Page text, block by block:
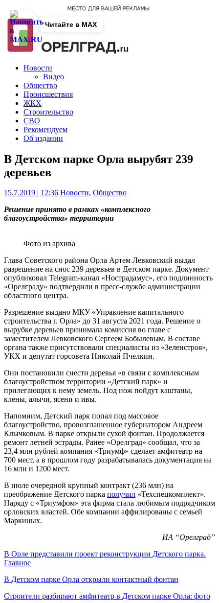
Новости
Видео
Общество
Происшествия
ЖКХ
Строительство
СВО
Рекомендуем
Об издании
В Детском парке Орла вырубят 239
деревьев
15.7.2019 | 12:36 Новости, Общество
Решение принято в рамках «комплексного
благоустройства» территории
Фото из архива
Глава Советского района Орла Артем Левковский выдал
разрешение на снос 239 деревьев в Детском парке. Документ
опубликовал Telegram-канал «Нострадамус», его подлинность
«Орелграду» подтвердили в пресс-службе администрации
областного центра.
Разрешение выдано МКУ «Управление капитального
строительства г. Орла» до 31 августа 2021 года. Решение о
вырубке деревьев принимала комиссия во главе с
заместителем Левковского Сергеем Бобылевым. В составе
органа также присутствовали специалисты из «Зеленстроя»,
УКХ и депутат горсовета Николай Пчелкин.
Они постановили снести деревья «в связи с комплексным
благоустройством территории «Детский парк» и
прилегающих к нему земель. Под нож пойдут каштаны,
клены, алычи, ясени и ивы.
Напомним, Детский парк попал под массовое
благоустройство, провозглашенное губернатором Андреем
Клычковым. В парке открыли сухой фонтан. Продолжается
ремонт летней эстрады. Ранее «Орелград» сообщал, что за
23,4 млн рублей компания «Триумф» сделает амфитеатр на
700 мест, а в прошлом году разрабатывалась документация на
16 млн и 1200 мест.
В июле очередной крупный контракт (236 млн) на
преображение Детского парка получил «Техспецкомплект».
Наряду с «Триумфом» эта фирма стала любимым подрядчиком
орловских властей. Обе компании аффилированы с семьей
Маркиных.
ИА “Орелград”
В Орле представили проект реконструкции Детского парка.
Главное
В Детском парке Орла открыли контактный фонтан
Строители разбирают амфитеатр в Детском парке Орла: фото
Читайте в MAX